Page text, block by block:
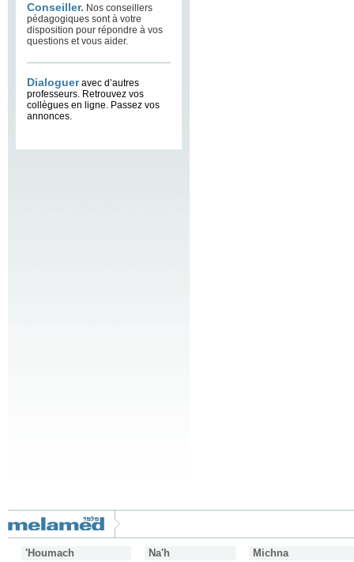
Conseiller. Nos conseillers
pédagogiques sont à votre
disposition pour répondre à vos
questions et vous aider.
Dialogueravec d’autres
professeurs. Retrouvez vos
collègues en ligne. Passez vos
annonces.
'Houmach Na'h Michna